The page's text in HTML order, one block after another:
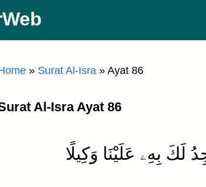
» Surat Al-Isra » Ayat 86
Al-Isra Ayat 86
لَكَ بِهِۦ عَلَيْنَا وَكِيلًا